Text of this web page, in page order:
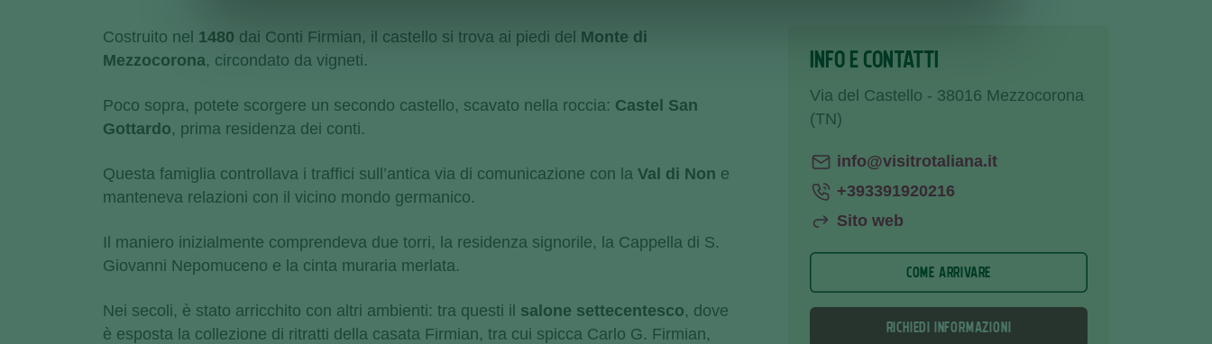
Costruito nel 1480 dai Conti Firmian, il castello si trova ai piedi del Monte di
Mezzocorona, circondato da vigneti.
Poco sopra, potete scorgere un secondo castello, scavato nella roccia: Castel San
Gottardo, prima residenza dei conti.
Questa famiglia controllava i traffici sull’antica via di comunicazione con la Val di Non e
manteneva relazioni con il vicino mondo germanico.
Il maniero inizialmente comprendeva due torri, la residenza signorile, la Cappella di S.
Giovanni Nepomuceno e la cinta muraria merlata.
Nei secoli, è stato arricchito con altri ambienti: tra questi il salone settecentesco, dove
è esposta la collezione di ritratti della casata Firmian, tra cui spicca Carlo G. Firmian,
INFO E CONTATTI
Via del Castello - 38016 Mezzocorona
(TN)
info@visitrotaliana.it
+393391920216
Sito web
COME ARRIVARE
RICHIEDI INFORMAZIONI